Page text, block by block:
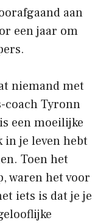
aan
een jaar om
niemand met
coach Tyronn
een moeilijke
in je leven hebt
Toen het
waren het voor
iets is dat je je